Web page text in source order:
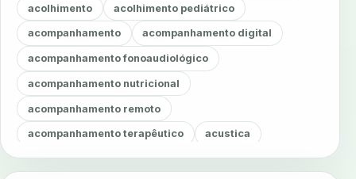
acolhimento acolhimento pediátrico
acompanhamento acompanhamento digital
acompanhamento fonoaudiológico
acompanhamento nutricional
acompanhamento remoto
acompanhamento terapêutico acustica
acustica clinica adesao adesao ao tratamento